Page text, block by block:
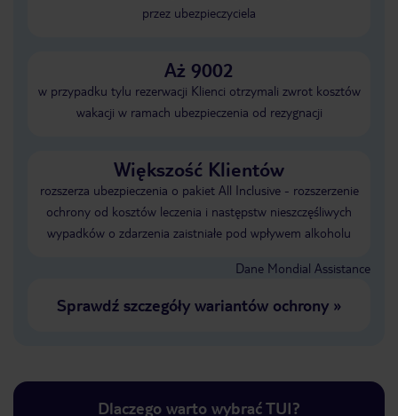
przez ubezpieczyciela
Aż 9002
w przypadku tylu rezerwacji Klienci otrzymali zwrot kosztów
wakacji w ramach ubezpieczenia od rezygnacji
Większość Klientów
rozszerza ubezpieczenia o pakiet All Inclusive - rozszerzenie
ochrony od kosztów leczenia i następstw nieszczęśliwych
wypadków o zdarzenia zaistniałe pod wpływem alkoholu
Dane Mondial Assistance
Sprawdź szczegóły wariantów ochrony»
Dlaczego warto wybrać TUI?